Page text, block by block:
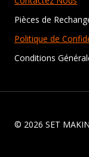
Pièces de
Politique de
Conditions
© 2026 SET